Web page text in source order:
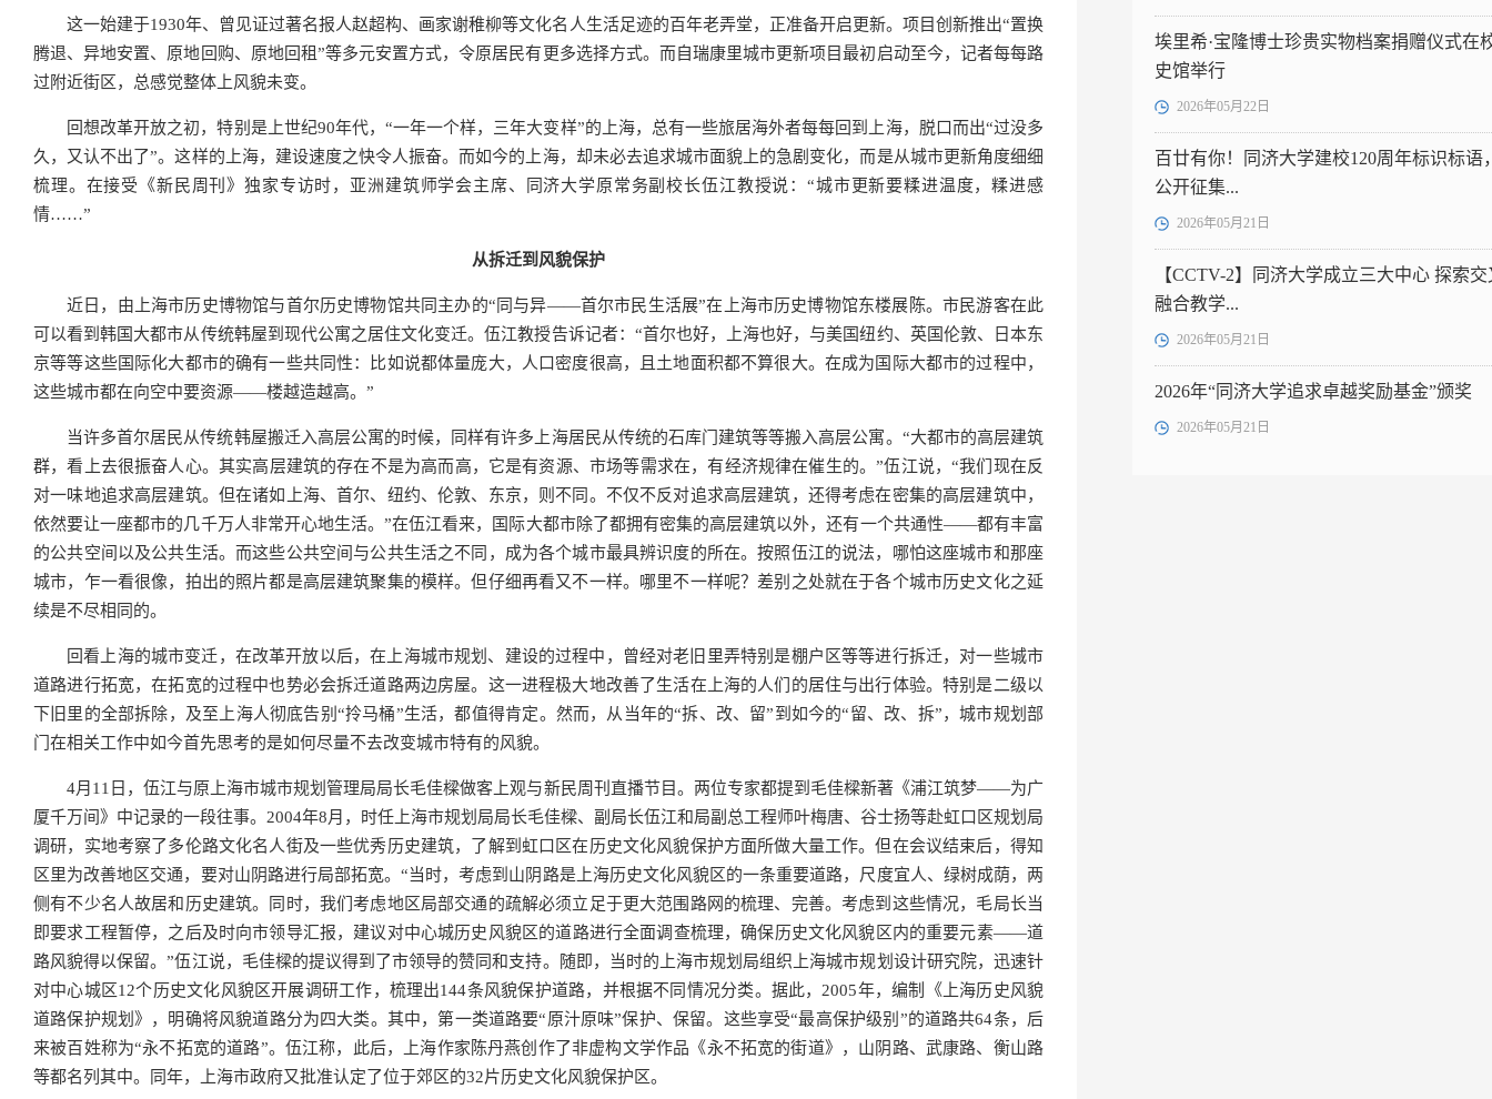
这一始建于1930年、曾见证过著名报人赵超构、画家谢稚柳等文化名人生活足迹的百年老弄堂，正准备开启更新。项目创新推出“置换
腾退、异地安置、原地回购、原地回租”等多元安置方式，令原居民有更多选择方式。而自瑞康里城市更新项目最初启动至今，记者每每路
过附近街区，总感觉整体上风貌未变。
回想改革开放之初，特别是上世纪90年代，“一年一个样，三年大变样”的上海，总有一些旅居海外者每每回到上海，脱口而出“过没多
久，又认不出了”。这样的上海，建设速度之快令人振奋。而如今的上海，却未必去追求城市面貌上的急剧变化，而是从城市更新角度细细
梳理。在接受《新民周刊》独家专访时，亚洲建筑师学会主席、同济大学原常务副校长伍江教授说：“城市更新要糅进温度，糅进感
情……”
从拆迁到风貌保护
近日，由上海市历史博物馆与首尔历史博物馆共同主办的“同与异——首尔市民生活展”在上海市历史博物馆东楼展陈。市民游客在此
可以看到韩国大都市从传统韩屋到现代公寓之居住文化变迁。伍江教授告诉记者：“首尔也好，上海也好，与美国纽约、英国伦敦、日本东
京等等这些国际化大都市的确有一些共同性：比如说都体量庞大，人口密度很高，且土地面积都不算很大。在成为国际大都市的过程中，
这些城市都在向空中要资源——楼越造越高。”
当许多首尔居民从传统韩屋搬迁入高层公寓的时候，同样有许多上海居民从传统的石库门建筑等等搬入高层公寓。“大都市的高层建筑
群，看上去很振奋人心。其实高层建筑的存在不是为高而高，它是有资源、市场等需求在，有经济规律在催生的。”伍江说，“我们现在反
对一味地追求高层建筑。但在诸如上海、首尔、纽约、伦敦、东京，则不同。不仅不反对追求高层建筑，还得考虑在密集的高层建筑中，
依然要让一座都市的几千万人非常开心地生活。”在伍江看来，国际大都市除了都拥有密集的高层建筑以外，还有一个共通性——都有丰富
的公共空间以及公共生活。而这些公共空间与公共生活之不同，成为各个城市最具辨识度的所在。按照伍江的说法，哪怕这座城市和那座
城市，乍一看很像，拍出的照片都是高层建筑聚集的模样。但仔细再看又不一样。哪里不一样呢？差别之处就在于各个城市历史文化之延
续是不尽相同的。
回看上海的城市变迁，在改革开放以后，在上海城市规划、建设的过程中，曾经对老旧里弄特别是棚户区等等进行拆迁，对一些城市
道路进行拓宽，在拓宽的过程中也势必会拆迁道路两边房屋。这一进程极大地改善了生活在上海的人们的居住与出行体验。特别是二级以
下旧里的全部拆除，及至上海人彻底告别“拎马桶”生活，都值得肯定。然而，从当年的“拆、改、留”到如今的“留、改、拆”，城市规划部
门在相关工作中如今首先思考的是如何尽量不去改变城市特有的风貌。
4月11日，伍江与原上海市城市规划管理局局长毛佳樑做客上观与新民周刊直播节目。两位专家都提到毛佳樑新著《浦江筑梦——为广
厦千万间》中记录的一段往事。2004年8月，时任上海市规划局局长毛佳樑、副局长伍江和局副总工程师叶梅唐、谷士扬等赴虹口区规划局
调研，实地考察了多伦路文化名人街及一些优秀历史建筑，了解到虹口区在历史文化风貌保护方面所做大量工作。但在会议结束后，得知
区里为改善地区交通，要对山阴路进行局部拓宽。“当时，考虑到山阴路是上海历史文化风貌区的一条重要道路，尺度宜人、绿树成荫，两
侧有不少名人故居和历史建筑。同时，我们考虑地区局部交通的疏解必须立足于更大范围路网的梳理、完善。考虑到这些情况，毛局长当
即要求工程暂停，之后及时向市领导汇报，建议对中心城历史风貌区的道路进行全面调查梳理，确保历史文化风貌区内的重要元素——道
路风貌得以保留。”伍江说，毛佳樑的提议得到了市领导的赞同和支持。随即，当时的上海市规划局组织上海城市规划设计研究院，迅速针
对中心城区12个历史文化风貌区开展调研工作，梳理出144条风貌保护道路，并根据不同情况分类。据此，2005年，编制《上海历史风貌
道路保护规划》，明确将风貌道路分为四大类。其中，第一类道路要“原汁原味”保护、保留。这些享受“最高保护级别”的道路共64条，后
来被百姓称为“永不拓宽的道路”。伍江称，此后，上海作家陈丹燕创作了非虚构文学作品《永不拓宽的街道》，山阴路、武康路、衡山路
等都名列其中。同年，上海市政府又批准认定了位于郊区的32片历史文化风貌保护区。
埃里希·宝隆博士珍贵实物档案捐赠仪式在
史馆举行
2026年05月22日
百廿有你！同济大学建校120周年标识标语
公开征集...
2026年05月21日
【CCTV-2】同济大学成立三大中心 探索交
融合教学...
2026年05月21日
2026年“同济大学追求卓越奖励基金”颁奖
2026年05月21日